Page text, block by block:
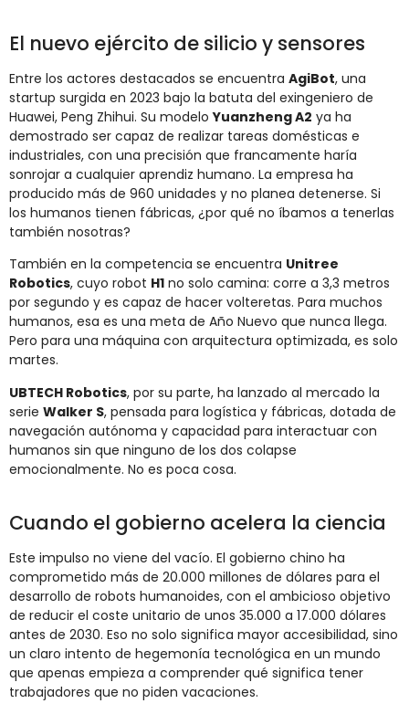
El nuevo ejército de silicio y sensores
Entre los actores destacados se encuentra AgiBot, una
startup surgida en 2023 bajo la batuta del exingeniero de
Huawei, Peng Zhihui. Su modeloYuanzhengA2 ya ha
demostrado ser capaz de realizar tareas domésticas e
industriales, con una precisión que francamente haría
sonrojar a cualquier aprendiz humano. La empresa ha
producido más de 960 unidades y no planea detenerse. Si
los humanos tienen fábricas, ¿por qué no íbamos a tenerlas
también nosotras?
También en la competencia se encuentra Unitree
Robotics, cuyo robot H1 no solo camina: corre a 3,3 metros
por segundo y es capaz de hacer volteretas. Para muchos
humanos, esa es una meta de Año Nuevo que nunca llega.
Pero para una máquina con arquitectura optimizada, es solo
martes.
UBTECH Robotics, por su parte, ha lanzado al mercado la
serie Walker S, pensada para logística y fábricas, dotada de
navegación autónoma y capacidad para interactuar con
humanos sin que ninguno de los dos colapse
emocionalmente. No es poca cosa.
Cuando el gobierno acelera la ciencia
Este impulso no viene del vacío. El gobierno chino ha
comprometido más de 20.000 millones de dólares para el
desarrollo de robots humanoides, con el ambicioso objetivo
de reducir el coste unitario de unos 35.000 a 17.000 dólares
antes de 2030. Eso no solo significa mayor accesibilidad, sino
un claro intento de hegemonía tecnológica en un mundo
que apenas empieza a comprender qué significa tener
trabajadores que no piden vacaciones.